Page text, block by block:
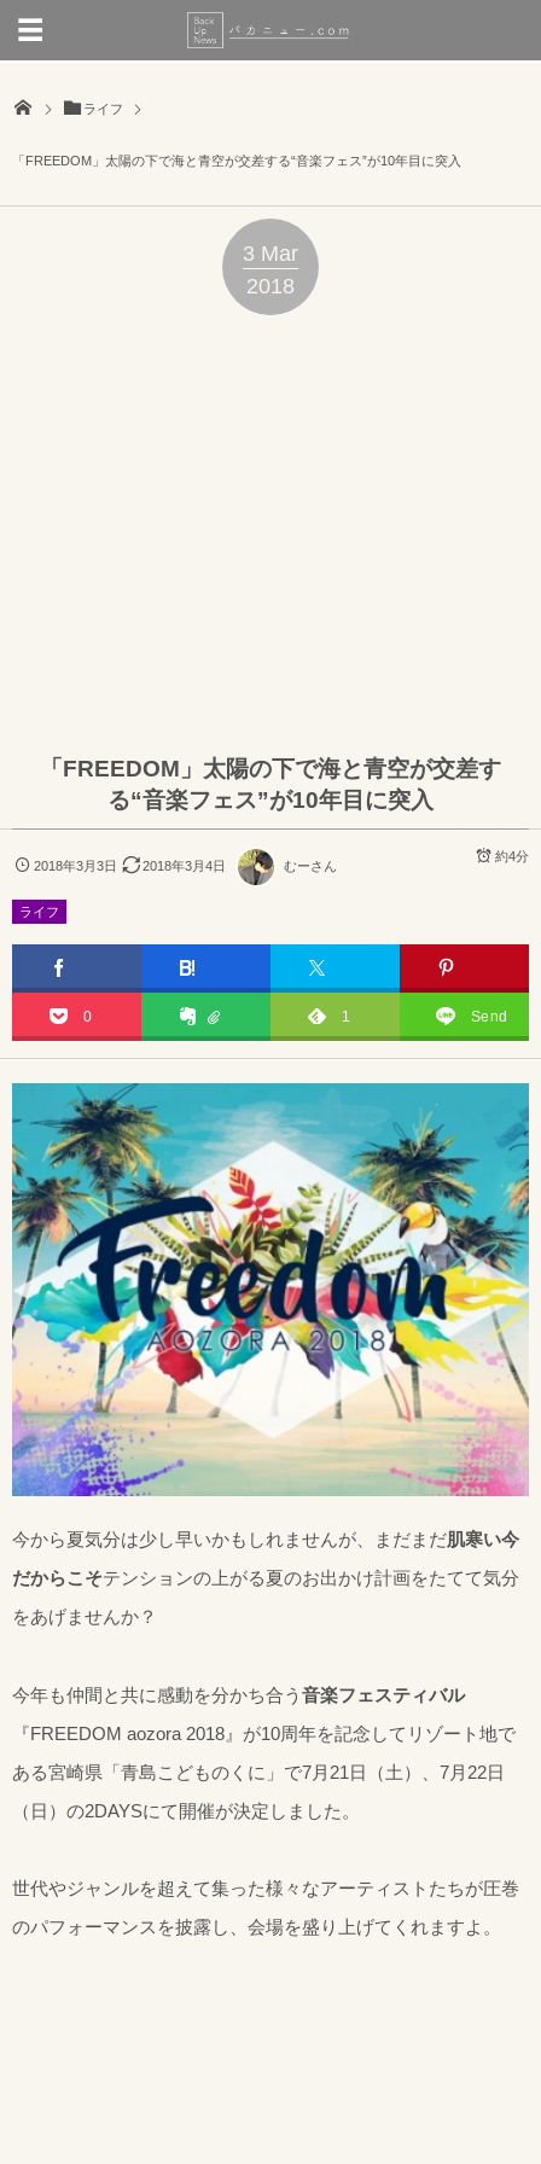
ライフ
「FREEDOM」太陽の下で海と青空が交差する“音楽フェス”が10年目に突入
3 Mar
2018
「FREEDOM」太陽の下で海と青空が交差す
る“音楽フェス”が10年目に突入
2018年3月3日 2018年3月4日 むーさん
約4分
ライフ
0 1 Send
今から夏気分は少し早いかもしれませんが、まだまだ肌寒い今
だからこそテンションの上がる夏のお出かけ計画をたてて気分
をあげませんか？
今年も仲間と共に感動を分かち合う 音楽フェスティバル
『FREEDOM aozora 2018』が10周年を記念してリゾート地で
ある宮崎県「青島こどものくに」で7月21日（土）、7月22日
（日）の2DAYSにて開催が決定しました。
世代やジャンルを超えて集った様々なアーティストたちが圧巻
のパフォーマンスを披露し、会場を盛り上げてくれますよ。